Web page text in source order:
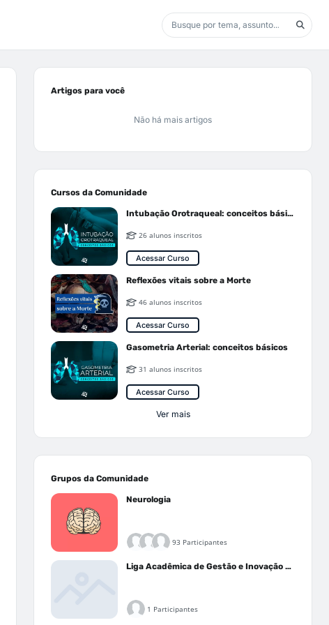
Artigos para você
Não há mais artigos
Cursos da Comunidade
Intubação Orotraqueal: conceitos básicos
26 alunos inscritos
Acessar Curso
Reflexões vitais sobre a Morte
46 alunos inscritos
Acessar Curso
Gasometria Arterial: conceitos básicos
31 alunos inscritos
Acessar Curso
Ver mais
Grupos da Comunidade
Neurologia
93 Participantes
Liga Acadêmica de Gestão e Inovação Médica - LAGIM
1 Participantes